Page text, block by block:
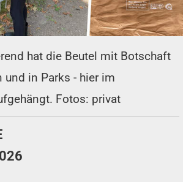
hat die Beutel mit Botschaft
und in Parks - hier im
Fotos: privat